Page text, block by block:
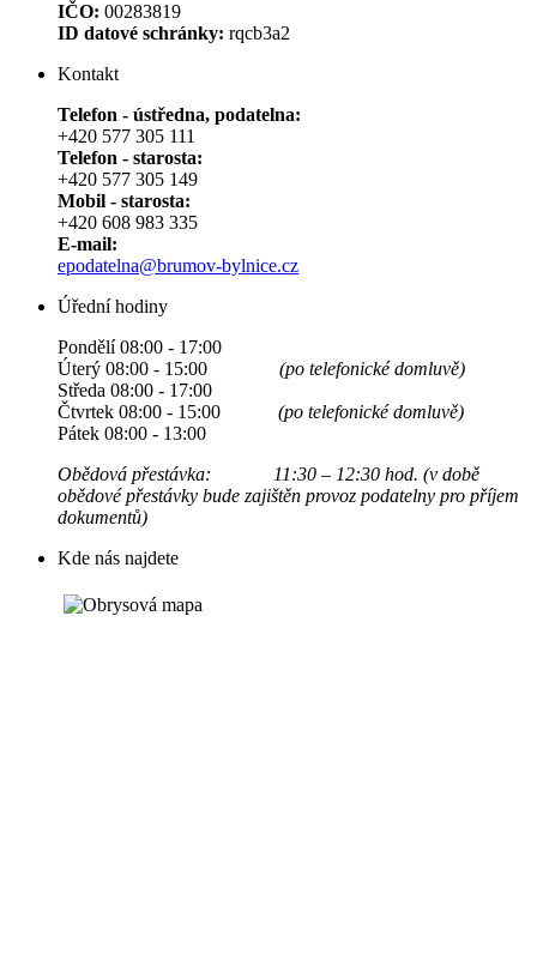
IČO: 00283819
ID datové schránky: rqcb3a2
Kontakt
Telefon - ústředna, podatelna:
+420 577 305 111
Telefon - starosta:
+420 577 305 149
Mobil - starosta:
+420 608 983 335
E-mail:
epodatelna@brumov-bylnice.cz
Úřední hodiny
Pondělí 08:00 - 17:00
Úterý 08:00 - 15:00 (po telefonické domluvě)
Středa 08:00 - 17:00
Čtvrtek 08:00 - 15:00 (po telefonické domluvě)
Pátek 08:00 - 13:00
Obědová přestávka: 11:30 – 12:30 hod. (v době
obědové přestávky bude zajištěn provoz podatelny pro příjem
dokumentů)
Kde nás najdete